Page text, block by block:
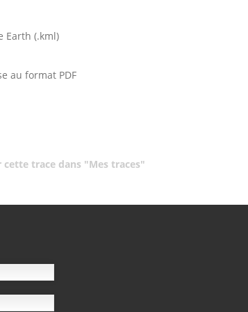
Earth (.kml)
au format PDF
cette trace dans "Mes traces"